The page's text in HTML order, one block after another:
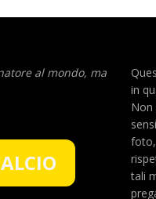
al mondo, ma
in
Non
tali